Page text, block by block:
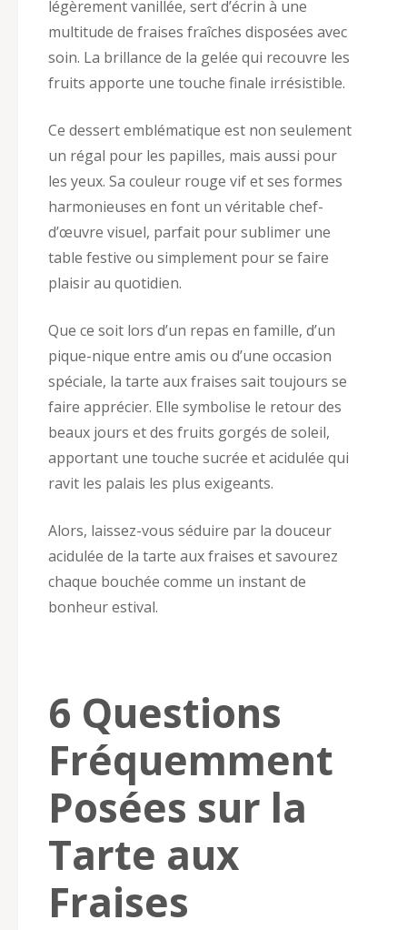
légèrement vanillée, sert d’écrin à une
multitude de fraises fraîches disposées avec
soin. La brillance de la gelée qui recouvre les
fruits apporte une touche finale irrésistible.
Ce dessert emblématique est non seulement
un régal pour les papilles, mais aussi pour
les yeux. Sa couleur rouge vif et ses formes
harmonieuses en font un véritable chef-
d’œuvre visuel, parfait pour sublimer une
table festive ou simplement pour se faire
plaisir au quotidien.
Que ce soit lors d’un repas en famille, d’un
pique-nique entre amis ou d’une occasion
spéciale, la tarte aux fraises sait toujours se
faire apprécier. Elle symbolise le retour des
beaux jours et des fruits gorgés de soleil,
apportant une touche sucrée et acidulée qui
ravit les palais les plus exigeants.
Alors, laissez-vous séduire par la douceur
acidulée de la tarte aux fraises et savourez
chaque bouchée comme un instant de
bonheur estival.
6 Questions
Fréquemment
Posées sur la
Tarte aux
Fraises